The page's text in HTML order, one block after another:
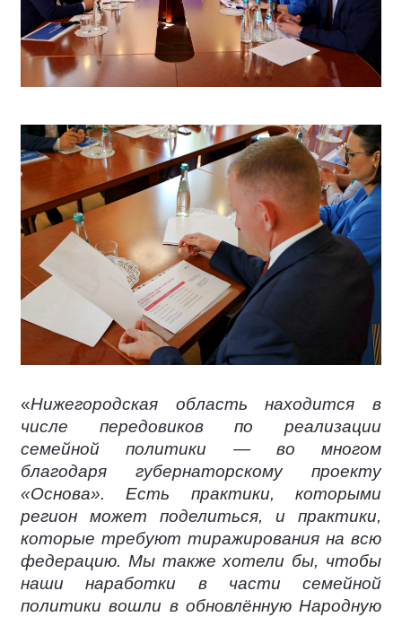
«Нижегородская область находится в
числе передовиков по реализации
семейной политики — во многом
благодаря губернаторскому проекту
«Основа». Есть практики, которыми
регион может поделиться, и практики,
которые требуют тиражирования на всю
федерацию. Мы также хотели бы, чтобы
наши наработки в части семейной
политики вошли в обновлённую Народную